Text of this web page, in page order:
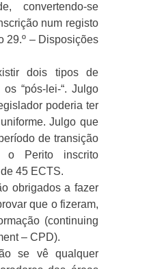
convertendo-se
num registo
29.º – Disposições
dois tipos de
“pós-lei-“. Julgo
poderia ter
Julgo que
de transição
Perito inscrito
45 ECTS.
obrigados a fazer
que o fizeram,
(continuing
– CPD).
se vê qualquer